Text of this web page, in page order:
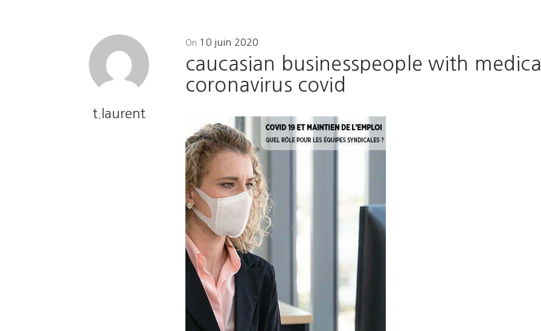
t.laurent
On Posted
10 juin 2020
caucasian businesspeople with
coronavirus covid